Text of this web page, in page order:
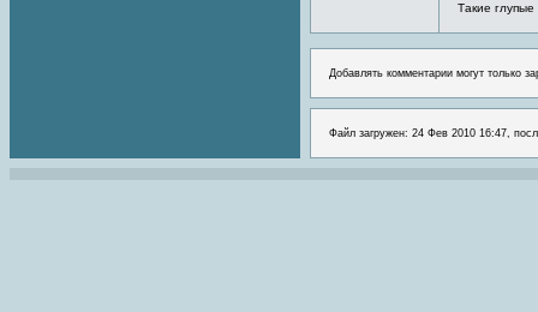
Такие
Добавлять комментарии могут только
Файл загружен: 24 Фев 2010 16:47,